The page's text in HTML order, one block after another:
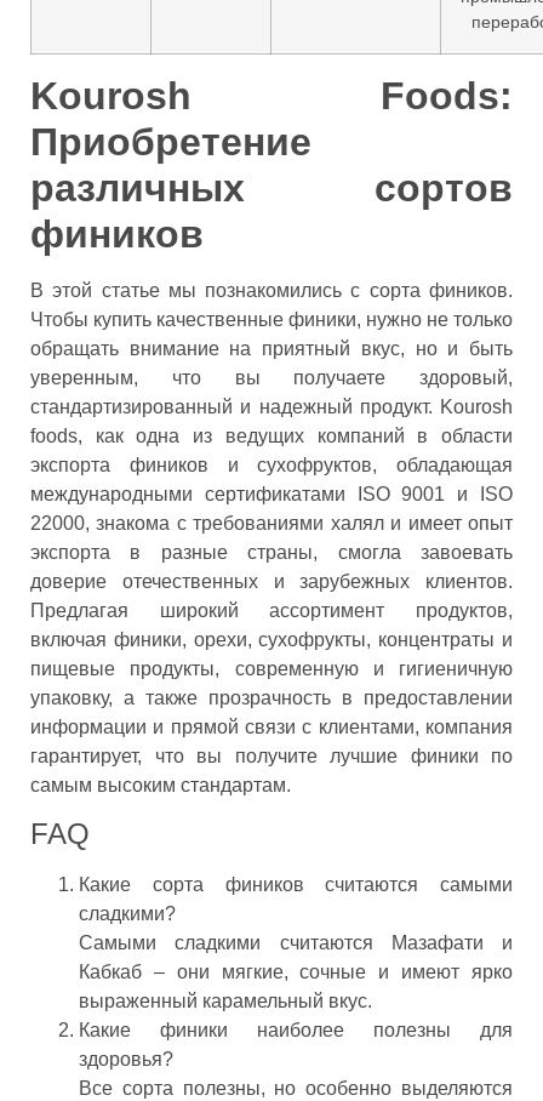
Kourosh Foods:
Приобретение
различных сортов
фиников
В этой статье мы познакомились с сорта фиников.
Чтобы купить качественные финики, нужно не только
обращать внимание на приятный вкус, но и быть
уверенным, что вы получаете здоровый,
стандартизированный и надежный продукт. Kourosh
foods, как одна из ведущих компаний в области
экспорта фиников и сухофруктов, обладающая
международными сертификатами ISO 9001 и ISO
22000, знакома с требованиями халял и имеет опыт
экспорта в разные страны, смогла завоевать
доверие отечественных и зарубежных клиентов.
Предлагая широкий ассортимент продуктов,
включая финики, орехи, сухофрукты, концентраты и
пищевые продукты, современную и гигиеничную
упаковку, а также прозрачность в предоставлении
информации и прямой связи с клиентами, компания
гарантирует, что вы получите лучшие финики по
самым высоким стандартам.
FAQ
Какие сорта фиников считаются самыми
сладкими?
Самыми сладкими считаются Мазафати и
Кабкаб – они мягкие, сочные и имеют ярко
выраженный карамельный вкус.
Какие финики наиболее полезны для
здоровья?
Все сорта полезны, но особенно выделяются